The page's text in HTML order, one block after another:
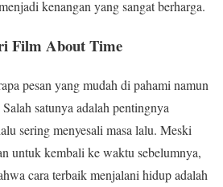
kenangan yang sangat berharga.
Film About Time
pesan yang mudah di pahami namun
satunya adalah pentingnya
sering menyesali masa lalu. Meski
untuk kembali ke waktu sebelumnya,
cara terbaik menjalani hidup adalah